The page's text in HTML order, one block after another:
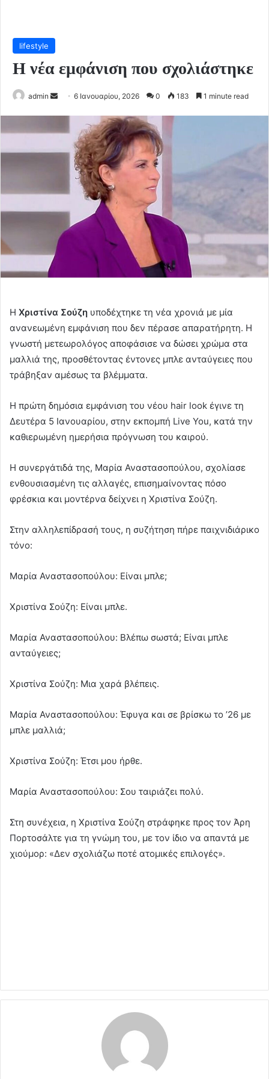
lifestyle
Η νέα εμφάνιση που σχολιάστηκε
admin
Send6 Ιανουαρίου, 2026 0 183 1 minute read
Η Χριστίνα Σούζη υποδέχτηκε τη νέα χρονιά με μία
ανανεωμένη εμφάνιση που δεν πέρασε απαρατήρητη. Η
γνωστή μετεωρολόγος αποφάσισε να δώσει χρώμα στα
μαλλιά της, προσθέτοντας έντονες μπλε ανταύγειες που
τράβηξαν αμέσως τα βλέμματα.
Η πρώτη δημόσια εμφάνιση του νέου hair look έγινε τη
Δευτέρα 5 Ιανουαρίου, στην εκπομπή Live You, κατά την
καθιερωμένη ημερήσια πρόγνωση του καιρού.
Η συνεργάτιδά της, Μαρία Αναστασοπούλου, σχολίασε
ενθουσιασμένη τις αλλαγές, επισημαίνοντας πόσο
φρέσκια και μοντέρνα δείχνει η Χριστίνα Σούζη.
Στην αλληλεπίδρασή τους, η συζήτηση πήρε παιχνιδιάρικο
τόνο:
Μαρία Αναστασοπούλου: Είναι μπλε;
Χριστίνα Σούζη: Είναι μπλε.
Μαρία Αναστασοπούλου: Βλέπω σωστά; Είναι μπλε
ανταύγειες;
Χριστίνα Σούζη: Μια χαρά βλέπεις.
Μαρία Αναστασοπούλου: Έφυγα και σε βρίσκω το ’26 με
μπλε μαλλιά;
Χριστίνα Σούζη: Έτσι μου ήρθε.
Μαρία Αναστασοπούλου: Σου ταιριάζει πολύ.
Στη συνέχεια, η Χριστίνα Σούζη στράφηκε προς τον Άρη
Πορτοσάλτε για τη γνώμη του, με τον ίδιο να απαντά με
χιούμορ: «Δεν σχολιάζω ποτέ ατομικές επιλογές».